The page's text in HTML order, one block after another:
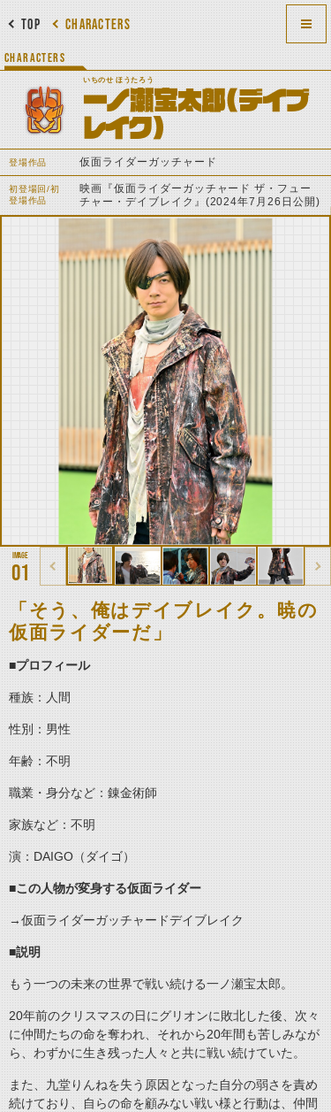
CHARACTERS
TOP
CHARACTERS
いちのせ ほうたろう
一ノ瀬宝太郎(デイブ
レイク)
登場作品 仮面ライダーガッチャード
初登場回/初
登場作品
映画『仮面ライダーガッチャード ザ・フュー
チャー・デイブレイク』(2024年7月26日公開)
01
「そう、俺はデイブレイク。暁の
仮面ライダーだ」
■プロフィール
種族：人間
性別：男性
年齢：不明
職業・身分など：錬金術師
家族など：不明
演：DAIGO（ダイゴ）
■この人物が変身する仮面ライダー
→仮面ライダーガッチャードデイブレイク
■説明
もう一つの未来の世界で戦い続ける一ノ瀬宝太郎。
20年前のクリスマスの日にグリオンに敗北した後、次々
に仲間たちの命を奪われ、それから20年間も苦しみなが
ら、わずかに生き残った人々と共に戦い続けていた。
また、九堂りんねを失う原因となった自分の弱さを責め
続けており、自らの命を顧みない戦い様と行動は、仲間